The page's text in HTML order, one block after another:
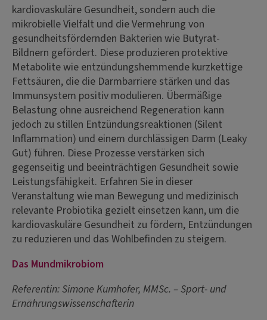
kardiovaskuläre Gesundheit, sondern auch die
mikrobielle Vielfalt und die Vermehrung von
gesundheitsfördernden Bakterien wie Butyrat-
Bildnern gefördert. Diese produzieren protektive
Metabolite wie entzündungshemmende kurzkettige
Fettsäuren, die die Darmbarriere stärken und das
Immunsystem positiv modulieren. Übermäßige
Belastung ohne ausreichend Regeneration kann
jedoch zu stillen Entzündungsreaktionen (Silent
Inflammation) und einem durchlässigen Darm (Leaky
Gut) führen. Diese Prozesse verstärken sich
gegenseitig und beeinträchtigen Gesundheit sowie
Leistungsfähigkeit. Erfahren Sie in dieser
Veranstaltung wie man Bewegung und medizinisch
relevante Probiotika gezielt einsetzen kann, um die
kardiovaskuläre Gesundheit zu fördern, Entzündungen
zu reduzieren und das Wohlbefinden zu steigern.
Das Mundmikrobiom
Referentin: Simone Kumhofer, MMSc. – Sport- und
Ernährungswissenschafterin